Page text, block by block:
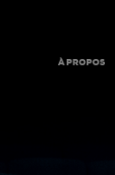
À PROPOS